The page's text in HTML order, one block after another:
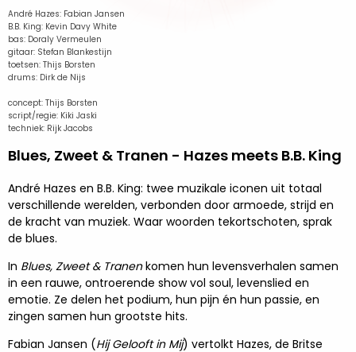
André Hazes: Fabian Jansen
B.B. King: Kevin Davy White
bas: Doraly Vermeulen
gitaar: Stefan Blankestijn
toetsen: Thijs Borsten
drums: Dirk de Nijs
concept: Thijs Borsten
script/regie: Kiki Jaski
techniek: Rijk Jacobs
Blues, Zweet & Tranen - Hazes meets B.B. King
André Hazes en B.B. King: twee muzikale iconen uit totaal
verschillende werelden, verbonden door armoede, strijd en
de kracht van muziek. Waar woorden tekortschoten, sprak
de blues.
In Blues, Zweet & Tranenkomen hun levensverhalen samen
in een rauwe, ontroerende show vol soul, levenslied en
emotie. Ze delen het podium, hun pijn én hun passie, en
zingen samen hun grootste hits.
Fabian Jansen (Hij Gelooft in Mij) vertolkt Hazes, de Britse